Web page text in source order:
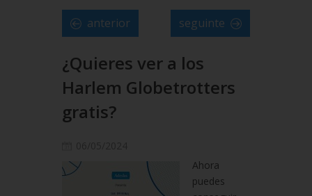
anterior seguinte
¿Quieres ver a los
Harlem Globetrotters
gratis?
Ahora
puedes